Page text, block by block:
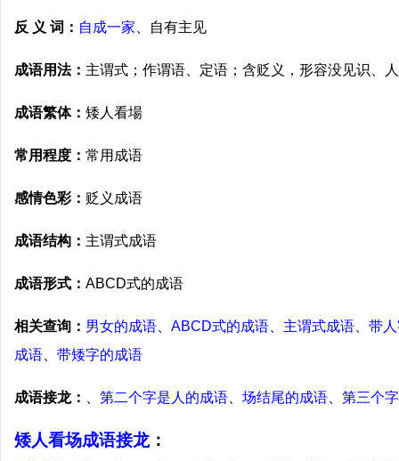
反 义 词： 自成一家 、自有主见
成语用法： 主谓式；作谓语、定语；含贬义，形容没见识、
成语繁体： 矮人看場
常用程度： 常用成语
感情色彩： 贬义成语
成语结构： 主谓式成语
成语形式： ABCD式的成语
相关查询： 男女的成语 ABCD式的成语 主谓式成语
带
成语
带矮字的成语
成语接龙： 第二个字是人的成语 场结尾的成语 第三个
矮人看场成语接龙：